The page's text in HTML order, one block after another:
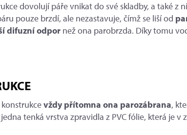
dovolují páře vnikat do své skladby, a také z
pouze brzdí, ale nezastavuje, čímž se liší od
difuzní odpor než ona parobrzda. Díky tomu
vždy přítomna ona parozábrana,
tenká vrstva zpravidla z PVC fólie, která je v